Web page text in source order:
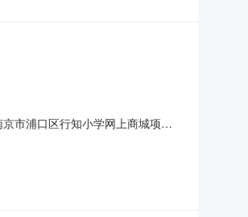
市浦口区行知小学网上商城项目
SV5